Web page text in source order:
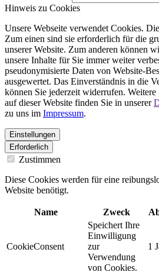
Hinweis zu Cookies
Unsere Webseite verwendet Cookies.
Zum einen sind sie erforderlich für die
unserer Website. Zum anderen können
unsere Inhalte für Sie immer weiter
pseudonymisierte Daten von Website-
ausgewertet. Das Einverständnis in die
können Sie jederzeit widerrufen.
auf dieser Website finden Sie in unserer
zu uns im Impressum.
Einstellungen
Erforderlich
Zustimmen
Diese Cookies werden für eine
Website benötigt.
Name Zweck
CookieConsent
Speichert Ihre
Einwilligung
zur
Verwendung
von Cookies.
1